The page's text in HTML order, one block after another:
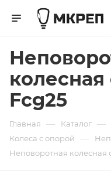
колесная
Fcg25
Главная — Каталог —
Колеса с опорой —
Неповоротная колесная